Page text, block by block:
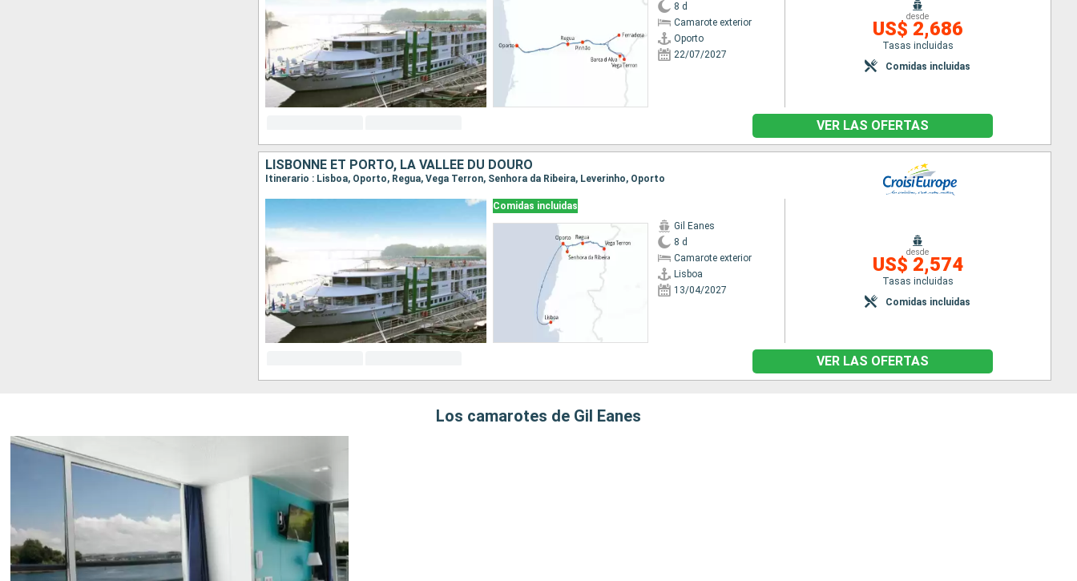
8 d
Camarote exterior
Oporto
22/07/2027
desde
US$ 2,686
Tasas incluidas
Comidas incluidas
VER LAS OFERTAS
LISBONNE ET PORTO, LA VALLÉE DU DOURO
Itinerario : Lisboa, Oporto, Regua, Vega Terron, Senhora da Ribeira, Leverinho, Oporto
Comidas incluidas
Gil Eanes
8 d
Camarote exterior
Lisboa
13/04/2027
desde
US$ 2,574
Tasas incluidas
Comidas incluidas
VER LAS OFERTAS
Los camarotes de Gil Eanes